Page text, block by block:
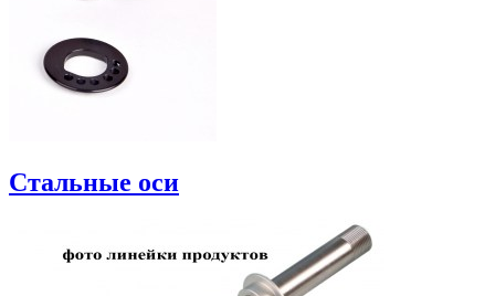
Стальные оси